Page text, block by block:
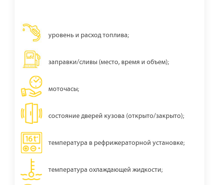
уровень и расход топлива;
заправки/сливы (место, время и объем);
моточасы;
состояние дверей кузова (открыто/закрыто);
температура в рефрижераторной установке;
температура охлаждающей жидкости;